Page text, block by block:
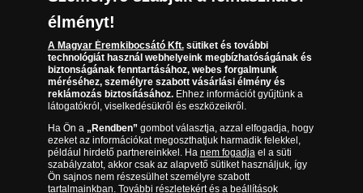
Az érmék és érmek ára és értéke
Gyakran ismételt kérdések
Adatkezelés
(díjmentesen hívható hétfőtől csütörtökig 9.00 és 17.00
óra között, péntekenként 9.00 és 15.00 óra között)
élményt!
A Magyar Éremkibocsátó Kft.sütiket és további
technológiát használ webhelyeink megbízhatóságának és
biztonságának fenntartásához, webes forgalmunk
méréséhez, személyre szabott vásárlási élmény és
reklámozás biztosításához.Ehhez információt gyűjtünk a
látogatókról, viselkedésükről és eszközeikről.
Ha Ön a „Rendben”gombot választja, azzal elfogadja, hogy
ezeket az információkat megoszthatjuk harmadik felekkel,
például hirdető partnereinkkel. Ha nem fogadjael a süti
szabályzatot, akkor csak az alapvető sütiket használjuk, így
Ön sajnos nem részesülhet személyre szabott
tartalmainkban. További részletekért és a beállítások